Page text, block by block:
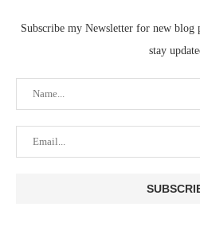
Subscribe my Newsletter for new blog
stay